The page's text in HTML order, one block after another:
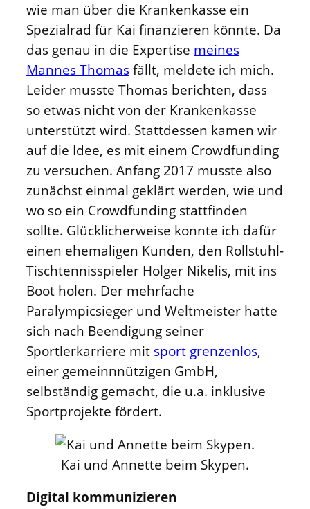
wie man über die Krankenkasse ein
Spezialrad für Kai finanzieren könnte. Da
das genau in die Expertise meines
Mannes Thomas fällt, meldete ich mich.
Leider musste Thomas berichten, dass
so etwas nicht von der Krankenkasse
unterstützt wird. Stattdessen kamen wir
auf die Idee, es mit einem Crowdfunding
zu versuchen. Anfang 2017 musste also
zunächst einmal geklärt werden, wie und
wo so ein Crowdfunding stattfinden
sollte. Glücklicherweise konnte ich dafür
einen ehemaligen Kunden, den Rollstuhl-
Tischtennisspieler Holger Nikelis, mit ins
Boot holen. Der mehrfache
Paralympicsieger und Weltmeister hatte
sich nach Beendigung seiner
Sportlerkarriere mit sport grenzenlos,
einer gemeinnnützigen GmbH,
selbständig gemacht, die u.a. inklusive
Sportprojekte fördert.
Kai und Annette beim Skypen.
Digital kommunizieren